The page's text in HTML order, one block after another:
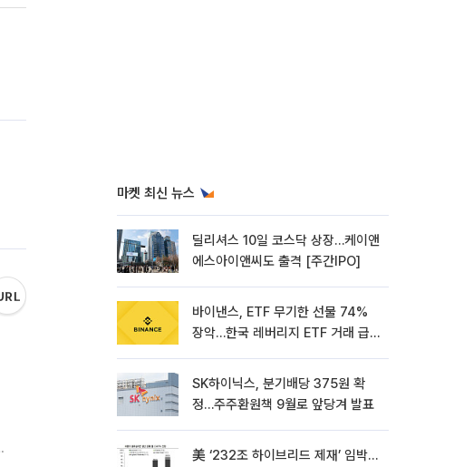
마켓 최신 뉴스
딜리셔스 10일 코스닥 상장…케이앤
에스아이앤씨도 출격 [주간IPO]
바이낸스, ETF 무기한 선물 74%
장악…한국 레버리지 ETF 거래 급
SK하이닉스, 분기배당 375원 확
정…주주환원책 9월로 앞당겨 발표
美 ‘232조 하이브리드 제재’ 임박…